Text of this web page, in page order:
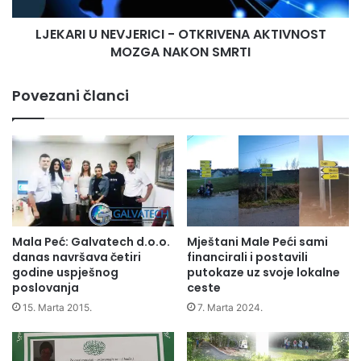
p
l
e
j
a
i
n
o
r
m
a
i
N
R
I
C
O
T
K
R
I
V
E
N
A
LJEKARI U NEVJERICI - OTKRIVENA AKTIVNOST
MOZGA NAKON SMRTI
Povezani članci
Mala Peć: Galvatech d.o.o.
danas navršava četiri
godine uspješnog
poslovanja
15. Marta 2015.
Mještani Male Peći sami
financirali i postavili
putokaze uz svoje lokalne
ceste
7. Marta 2024.